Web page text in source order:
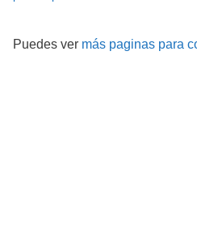
Puedes ver más paginas para